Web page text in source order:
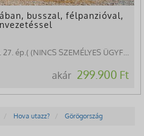
busszal, félpanzióval,
(NINCS SZEMÉLYES ÜGYFÉLFOGADÁS)
akár 299.900 Ft
Hova utazz? Görögország